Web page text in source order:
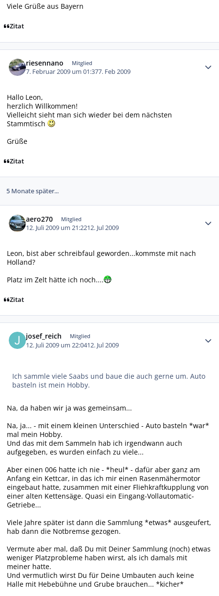
Viele Grüße aus Bayern
Zitat
riesennano Mitglied
7. Februar 2009 um 01:377. Feb 2009
Hallo Leon,
herzlich Willkommen!
Vielleicht sieht man sich wieder bei dem nächsten
Stammtisch
Grüße
Zitat
5 Monate später...
aero270 Mitglied
12. Juli 2009 um 21:2212. Jul 2009
Leon, bist aber schreibfaul geworden...kommste mit nach
Holland?
Platz im Zelt hätte ich noch....
Zitat
josef_reich Mitglied
12. Juli 2009 um 22:0412. Jul 2009
Ich sammle viele Saabs und baue die auch gerne um. Auto
basteln ist mein Hobby.
Na, da haben wir ja was gemeinsam...
Na, ja... - mit einem kleinen Unterschied - Auto basteln *war*
mal mein Hobby.
Und das mit dem Sammeln hab ich irgendwann auch
aufgegeben, es wurden einfach zu viele...
Aber einen 006 hatte ich nie - *heul* - dafür aber ganz am
Anfang ein Kettcar, in das ich mir einen Rasenmähermotor
eingebaut hatte, zusammen mit einer Fliehkraftkupplung von
einer alten Kettensäge. Quasi ein Eingang-Vollautomatic-
Getriebe...
Viele Jahre später ist dann die Sammlung *etwas* ausgeufert,
hab dann die Notbremse gezogen.
Vermute aber mal, daß Du mit Deiner Sammlung (noch) etwas
weniger Platzprobleme haben wirst, als ich damals mit
meiner hatte.
Und vermutlich wirst Du für Deine Umbauten auch keine
Halle mit Hebebühne und Grube brauchen... *kicher*